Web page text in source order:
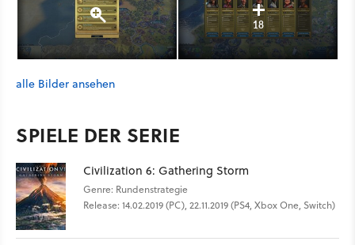
18
alle Bilder ansehen
SPIELE DER SERIE
Civilization 6: Gathering Storm
Genre: Rundenstrategie
Release: 14.02.2019 (PC), 22.11.2019 (PS4, Xbox One, Switch)